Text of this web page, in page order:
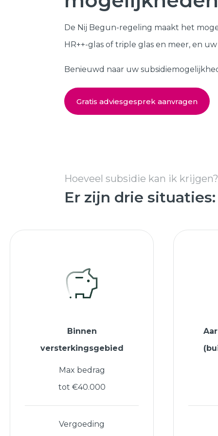
De Nij Begun-regeling maakt het
HR++-glas of triple glas en meer, en
Benieuwd naar uw
Gratis adviesgesprek aanvragen
Hoeveel subsidie kan ik krijgen?
Er zijn drie situaties:
Binnen
versterkingsgebied
Max bedrag
tot €40.000
Vergoeding
Samenstellen
SHOWROOM BEZOEKEN